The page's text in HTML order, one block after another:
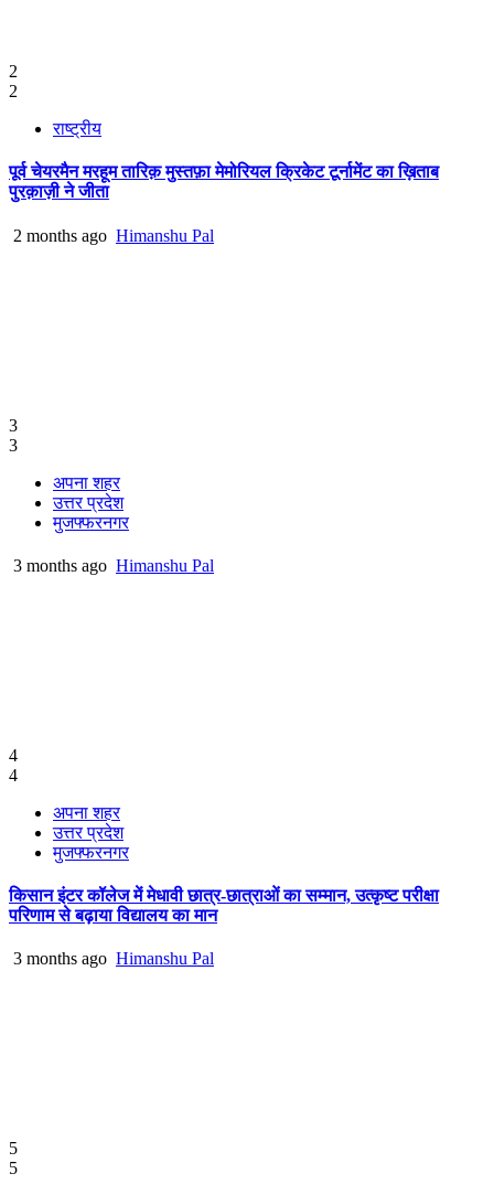
2
2
राष्ट्रीय
पूर्व चेयरमैन मरहूम तारिक़ मुस्तफ़ा मेमोरियल क्रिकेट टूर्नामेंट का ख़िताब
पुरक़ाज़ी ने जीता
2 months ago Himanshu Pal
3
3
अपना शहर
उत्तर प्रदेश
मुजफ्फरनगर
3 months ago Himanshu Pal
4
4
अपना शहर
उत्तर प्रदेश
मुजफ्फरनगर
किसान इंटर कॉलेज में मेधावी छात्र-छात्राओं का सम्मान, उत्कृष्ट परीक्षा
परिणाम से बढ़ाया विद्यालय का मान
3 months ago Himanshu Pal
5
5